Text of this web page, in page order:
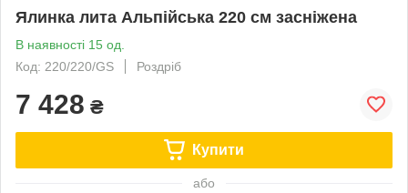
Ялинка лита Альпійська 220 см засніжена
В наявності 15 од.
Код: 220/220/GS
Роздріб
7 428 ₴
Купити
або